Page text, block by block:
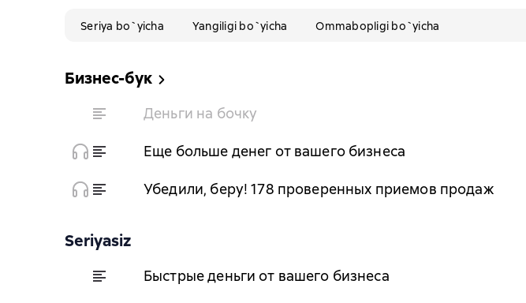
Seriya bo`yicha Yangiligi bo`yicha Ommabopligi bo`yicha
Бизнес-бук
Деньги на бочку
Еще больше денег от вашего бизнеса
Убедили, беру! 178 проверенных приемов продаж
Seriyasiz
Быстрые деньги от вашего бизнеса